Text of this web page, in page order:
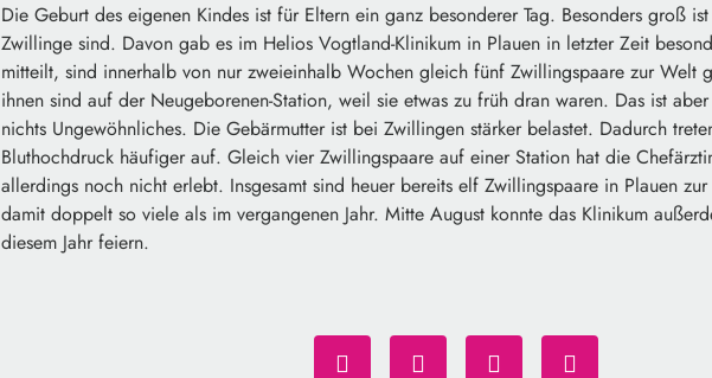
Die Geburt des eigenen Kindes ist für Eltern ein ganz besonderer Tag. Besonders groß
Zwillinge sind. Davon gab es im Helios Vogtland-Klinikum in Plauen in letzter Zeit
mitteilt, sind innerhalb von nur zweieinhalb Wochen gleich fünf Zwillingspaare zur Welt
ihnen sind auf der Neugeborenen-Station, weil sie etwas zu früh dran waren. Das ist
nichts Ungewöhnliches. Die Gebärmutter ist bei Zwillingen stärker belastet. Dadurch
Bluthochdruck häufiger auf. Gleich vier Zwillingspaare auf einer Station hat die
allerdings noch nicht erlebt. Insgesamt sind heuer bereits elf Zwillingspaare in Plauen
damit doppelt so viele als im vergangenen Jahr. Mitte August konnte das Klinikum
diesem Jahr feiern.